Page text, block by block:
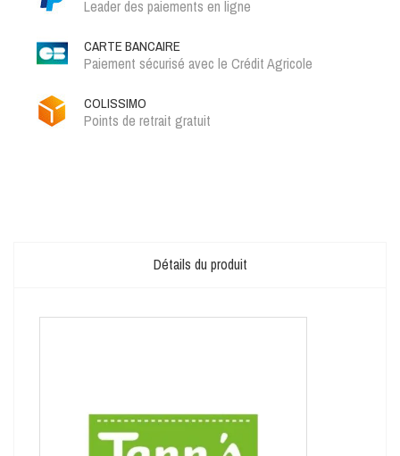
Leader des paiements en ligne
CARTE BANCAIRE
Paiement sécurisé avec le Crédit Agricole
COLISSIMO
Points de retrait gratuit
Détails du produit